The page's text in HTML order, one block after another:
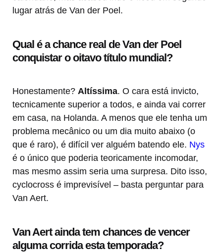
lugar atrás de Van der Poel.
Qual é a chance real de Van der Poel
conquistar o oitavo título mundial?
Honestamente? Altíssima. O cara está invicto,
tecnicamente superior a todos, e ainda vai correr
em casa, na Holanda. A menos que ele tenha um
problema mecânico ou um dia muito abaixo (o
que é raro), é difícil ver alguém batendo ele. Nys
é o único que poderia teoricamente incomodar,
mas mesmo assim seria uma surpresa. Dito isso,
cyclocross é imprevisível – basta perguntar para
Van Aert.
Van Aert ainda tem chances de vencer
alguma corrida esta temporada?